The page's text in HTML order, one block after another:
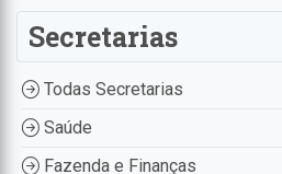
Secretarias
Todas Secretarias
Saúde
Fazenda e Finanças